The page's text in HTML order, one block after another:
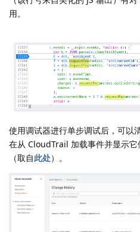
用。
使用调试器进行单步调试后，可以
在从 CloudTrail 加载事件并显示
（取自此处）。